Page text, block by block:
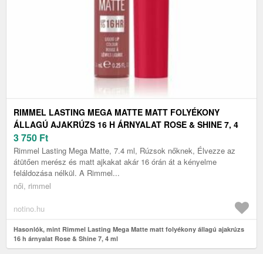
RIMMEL LASTING MEGA MATTE MATT FOLYÉKONY
ÁLLAGÚ AJAKRÚZS 16 H ÁRNYALAT ROSE & SHINE 7, 4
ML
3 750 Ft
Rimmel Lasting Mega Matte, 7.4 ml, Rúzsok nőknek, Élvezze az
átütően merész és matt ajkakat akár 16 órán át a kényelme
feláldozása nélkül. A Rimmel...
női, rimmel
notino.hu
Hasonlók, mint Rimmel Lasting Mega Matte matt folyékony állagú ajakrúzs
16 h árnyalat Rose & Shine 7, 4 ml